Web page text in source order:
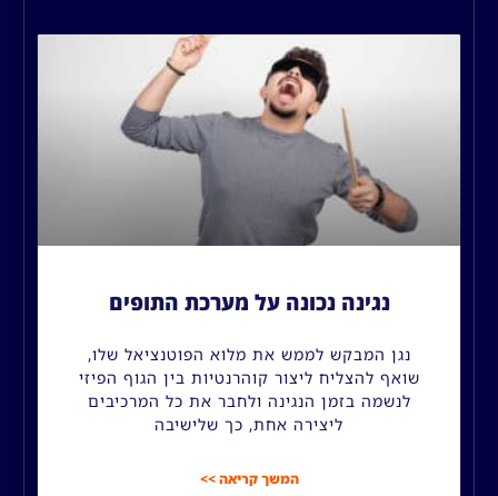
נגינה נכונה על מערכת התופים
נגן המבקש לממש את מלוא הפוטנציאל שלו,
שואף להצליח ליצור קוהרנטיות בין הגוף הפיזי
לנשמה בזמן הנגינה ולחבר את כל המרכיבים
ליצירה אחת, כך שלישיבה
המשך קריאה >>